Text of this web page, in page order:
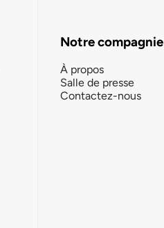
Notre compagnie
À propos
Salle de presse
Contactez-nous